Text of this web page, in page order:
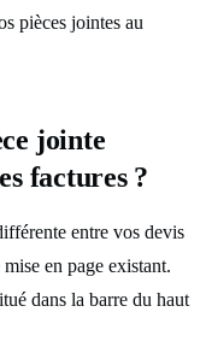
pièces jointes au
jointe
factures ?
entre vos devis
en page existant.
dans la barre du haut